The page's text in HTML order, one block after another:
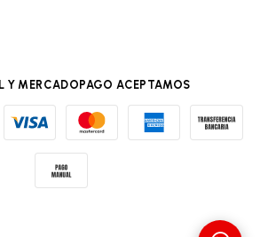
Y MERCADOPAGO ACEPTAMOS